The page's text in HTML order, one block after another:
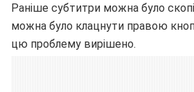
Раніше субтитри можна було
можна було клацнути правою
цю проблему вирішено.